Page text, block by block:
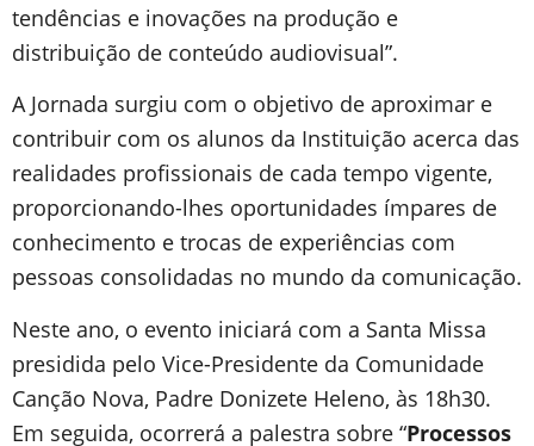
tendências e inovações na produção e
distribuição de conteúdo audiovisual”.
A Jornada surgiu com o objetivo de aproximar e
contribuir com os alunos da Instituição acerca das
realidades profissionais de cada tempo vigente,
proporcionando-lhes oportunidades ímpares de
conhecimento e trocas de experiências com
pessoas consolidadas no mundo da comunicação.
Neste ano, o evento iniciará com a Santa Missa
presidida pelo Vice-Presidente da Comunidade
Canção Nova, Padre Donizete Heleno, às 18h30.
Em seguida, ocorrerá a palestra sobre “Processos